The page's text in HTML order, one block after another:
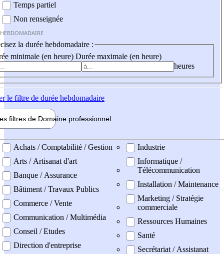
Temps partiel
Non renseignée
la durée hebdomadaire :
minimale (en heure) Durée maximale (en heure)
heures
le filtre de durée hebdomadaire
filtres de Domaine professionnel
professionel
Achats / Comptabilité / Gestion
Arts / Artisanat d'art
Banque / Assurance
Bâtiment / Travaux Publics
Commerce / Vente
Communication / Multimédia
Conseil / Etudes
Direction d'entreprise
Industrie
Informatique /
Télécommunication
Installation / Maintenance
Marketing / Stratégie
commerciale
Ressources Humaines
Santé
Secrétariat / Assistanat